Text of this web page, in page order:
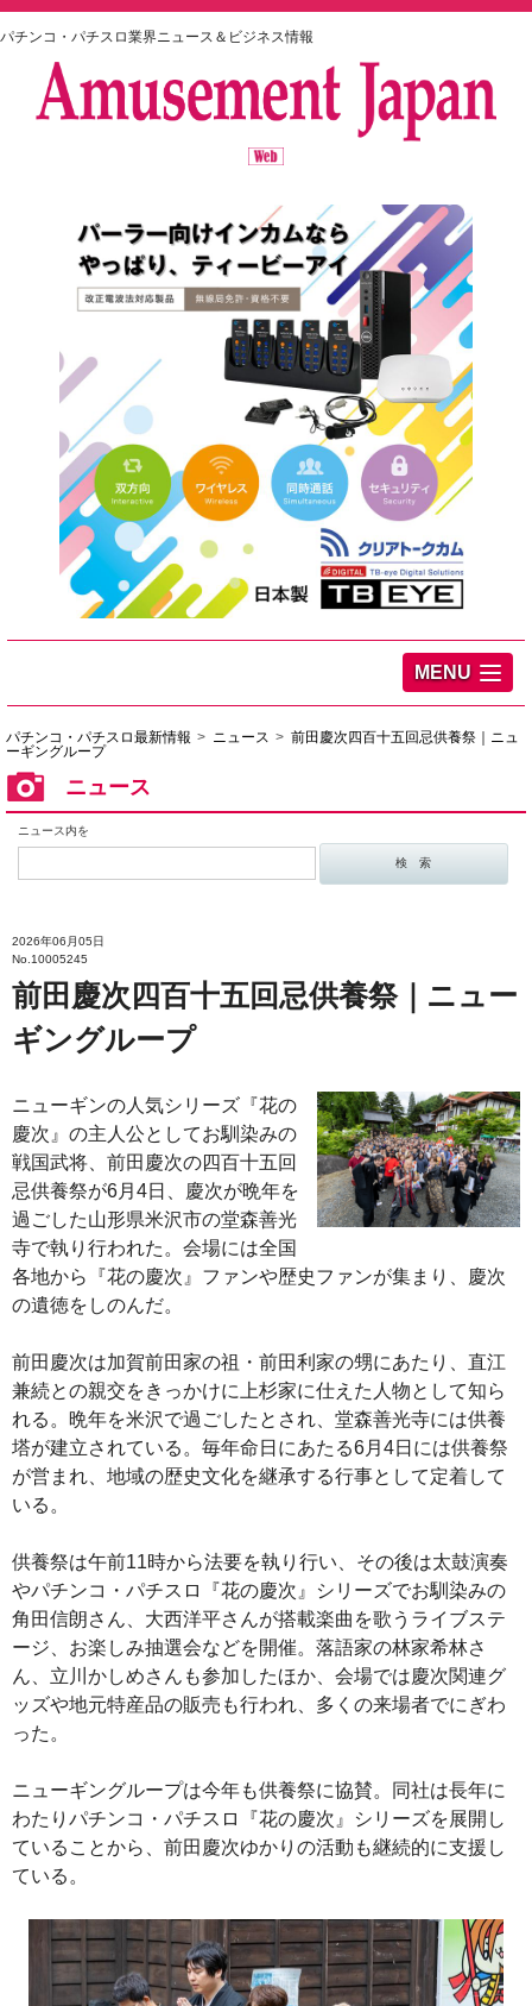
パチンコ・パチスロ業界ニュース＆ビジネス情報
MENU
パチンコ・パチスロ最新情報 ニュース
前田慶次四百十五回忌供養祭｜ニュ
ーギングループ
ニュース
ニュース内を
2026年06月05日
No.10005245
前田慶次四百十五回忌供養祭｜ニュー
ギングループ
ニューギンの人気シリーズ『花の
慶次』の主人公としてお馴染みの
戦国武将、前田慶次の四百十五回
忌供養祭が6月4日、慶次が晩年を
過ごした山形県米沢市の堂森善光
寺で執り行われた。会場には全国
各地から『花の慶次』ファンや歴史ファンが集まり、慶次
の遺徳をしのんだ。
前田慶次は加賀前田家の祖・前田利家の甥にあたり、直江
兼続との親交をきっかけに上杉家に仕えた人物として知ら
れる。晩年を米沢で過ごしたとされ、堂森善光寺には供養
塔が建立されている。毎年命日にあたる6月4日には供養祭
が営まれ、地域の歴史文化を継承する行事として定着して
いる。
供養祭は午前11時から法要を執り行い、その後は太鼓演奏
やパチンコ・パチスロ『花の慶次』シリーズでお馴染みの
角田信朗さん、大西洋平さんが搭載楽曲を歌うライブステ
ージ、お楽しみ抽選会などを開催。落語家の林家希林さ
ん、立川かしめさんも参加したほか、会場では慶次関連グ
ッズや地元特産品の販売も行われ、多くの来場者でにぎわ
った。
ニューギングループは今年も供養祭に協賛。同社は長年に
わたりパチンコ・パチスロ『花の慶次』シリーズを展開し
ていることから、前田慶次ゆかりの活動も継続的に支援し
ている。